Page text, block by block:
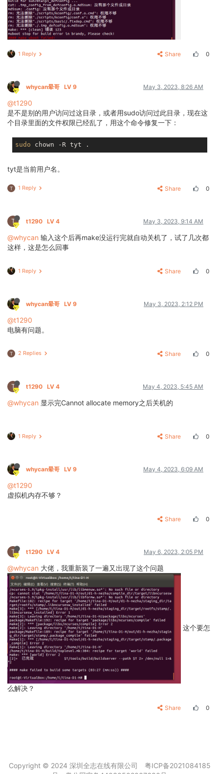
1 Reply Share 0
whycan晕哥 LV 9 May 3, 2023, 8:26 AM
@t1290
是不是别的用户访问过这目录，或者用sudo访问过此目录，现在这
个目录里面的文件权限已经乱了，用这个命令修复一下：
sudo
tyt是当前用户名。
T 1 Reply Share 0
T t1290 LV 4 May 3, 2023, 9:14 AM
@whycan 输入这个后再make没运行完就自动关机了，试了几次都
这样，这是怎么回事
1 Reply Share 0
whycan晕哥 LV 9 May 3, 2023, 2:12 PM
@t1290
电脑有问题。
T 2 Replies Share 0
T t1290 LV 4 May 4, 2023, 5:45 AM
@whycan 显示完Cannot allocate memory之后关机的
1 Reply Share 0
whycan晕哥 LV 9 May 4, 2023, 6:09 AM
@t1290
虚拟机内存不够？
Share 0
T t1290 LV 4 May 6, 2023, 2:05 PM
@whycan 大佬，我重新装了一遍又出现了这个问题
这个要怎
么解决？
Share 0
Copyright © 2024 深圳全志在线有限公司
粤ICP备2021084185